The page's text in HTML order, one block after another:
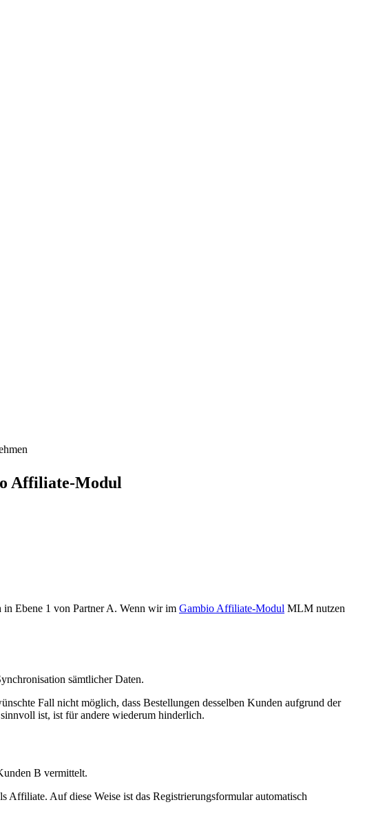
Affiliate-Modul
Ebene 1 von Partner A. Wenn wir im Gambio Affiliate-Modul MLM nutzen
sämtlicher Daten.
Fall nicht möglich, dass Bestellungen desselben Kunden aufgrund der
ist, ist für andere wiederum hinderlich.
B vermittelt.
Affiliate. Auf diese Weise ist das Registrierungsformular automatisch